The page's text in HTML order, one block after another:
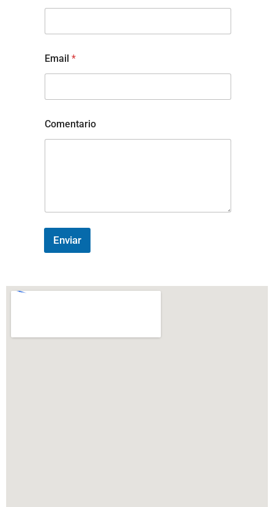
Email*
Comentario
Enviar